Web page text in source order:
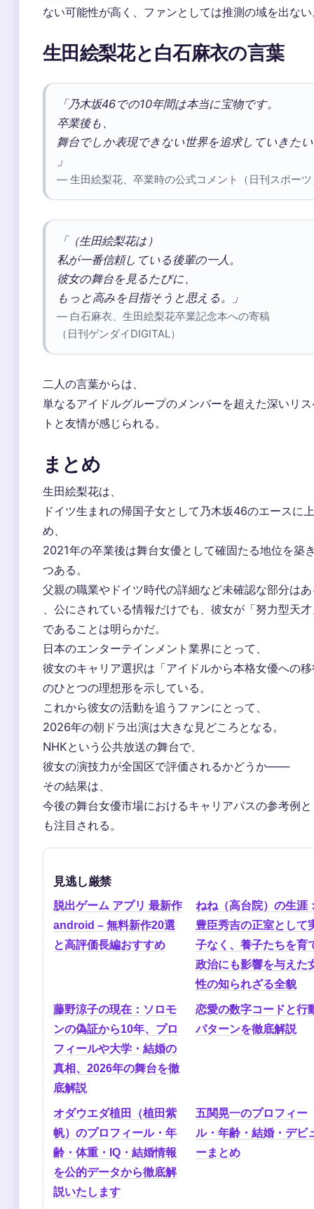
ない可能性が高く、ファンとしては推測の域を出な
生田絵梨花と白石麻衣の言葉
「乃木坂46での10年間は本当に宝物です。
卒業後も、
舞台でしか表現できない世界を追求していきた
」
— 生田絵梨花、卒業時の公式コメント（日刊スポーツ
「（生田絵梨花は）
私が一番信頼している後輩の一人。
彼女の舞台を見るたびに、
もっと高みを目指そうと思える。」
— 白石麻衣、生田絵梨花卒業記念本への寄稿
（日刊ゲンダイDIGITAL）
二人の言葉からは、
単なるアイドルグループのメンバーを超えた深いリ
トと友情が感じられる。
まとめ
生田絵梨花は、
ドイツ生まれの帰国子女として乃木坂46のエースに
め、
2021年の卒業後は舞台女優として確固たる地位を築
つある。
父親の職業やドイツ時代の詳細など未確認な部分は
、公にされている情報だけでも、彼女が「努力型天
であることは明らかだ。
日本のエンターテインメント業界にとって、
彼女のキャリア選択は「アイドルから本格女優への
のひとつの理想形を示している。
これから彼女の活動を追うファンにとって、
2026年の朝ドラ出演は大きな見どころとなる。
NHKという公共放送の舞台で、
彼女の演技力が全国区で評価されるかどうか——
その結果は、
今後の舞台女優市場におけるキャリアパスの参考例
も注目される。
見逃し厳禁
脱出ゲーム アプリ 最新作
android – 無料新作20選
と高評価長編おすすめ
ねね（高台院）の生涯
豊臣秀吉の正室として
子なく、養子たちを育
政治にも影響を与えた
性の知られざる全貌
藤野涼子の現在：ソロモ
ンの偽証から10年、プロ
フィールや大学・結婚の
真相、2026年の舞台を徹
底解説
恋愛の数字コードと行
パターンを徹底解説
オダウエダ植田（植田紫
帆）のプロフィール・年
齢・体重・IQ・結婚情報
を公的データから徹底解
説いたします
五関晃一のプロフィー
ル・年齢・結婚・デビ
ーまとめ